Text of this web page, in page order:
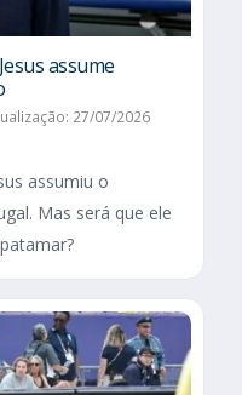
assume
27/07/2026
assumiu o
Mas será que ele